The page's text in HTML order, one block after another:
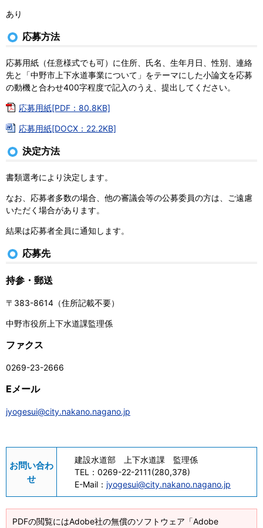
あり
応募方法
応募用紙（任意様式でも可）に住所、氏名、生年月日、性別、連絡
先と「中野市上下水道事業について」をテーマにした小論文を応募
の動機と合わせ400字程度で記入のうえ、提出してください。
応募用紙[PDF：80.8KB]
応募用紙[DOCX：22.2KB]
決定方法
書類選考により決定します。
なお、応募者多数の場合、他の審議会等の公募委員の方は、ご遠慮
いただく場合があります。
結果は応募者全員に通知します。
応募先
持参・郵送
〒383-8614（住所記載不要）
中野市役所上下水道課監理係
ファクス
0269-23-2666
Eメール
jyogesui@city.nakano.nagano.jp
お問い合わ
せ
建設水道部 上下水道課 監理係
TEL： 0269-22-2111(280,378)
E-Mail： jyogesui@city.nakano.nagano.jp
PDFの閲覧にはAdobe社の無償のソフトウェア「Adobe